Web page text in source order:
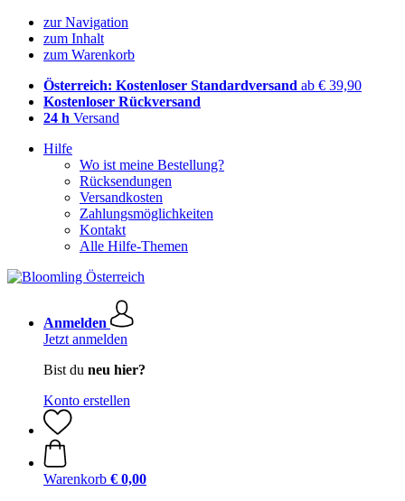
zur Navigation
zum Inhalt
zum Warenkorb
Österreich: Kostenloser Standardversand ab € 39,90
Kostenloser Rückversand
24 h Versand
Hilfe
Wo ist meine Bestellung?
Rücksendungen
Versandkosten
Zahlungsmöglichkeiten
Kontakt
Alle Hilfe-Themen
Anmelden
Jetzt anmelden
Bist du neu hier?
Konto erstellen
Warenkorb € 0,00